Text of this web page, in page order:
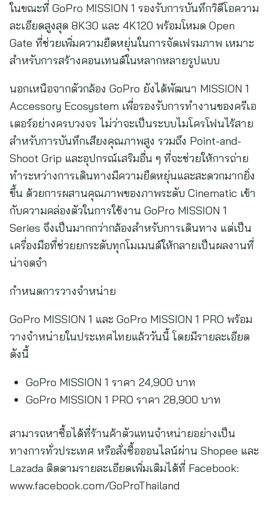
ในขณะที่ GoPro MISSION 1 รองรับการบันทึกวิดีโอความ
ละเอียดสูงสุด 8K30 และ 4K120 พร้อมโหมด Open
Gate ที่ช่วยเพิ่มความยืดหยุ่นในการจัดเฟรมภาพ เหมาะ
สำหรับการสร้างคอนเทนต์ในหลากหลายรูปแบบ
นอกเหนือจากตัวกล้อง GoPro ยังได้พัฒนา MISSION 1
Accessory Ecosystem เพื่อรองรับการทำงานของครีเอ
เตอร์อย่างครบวงจร ไม่ว่าจะเป็นระบบไมโครโฟนไร้สาย
สำหรับการบันทึกเสียงคุณภาพสูง รวมถึง Point-and-
Shoot Grip และอุปกรณ์เสริมอื่น ๆ ที่จะช่วยให้การถ่าย
ทำระหว่างการเดินทางมีความยืดหยุ่นและสะดวกมากยิ่ง
ขึ้น ด้วยการผสานคุณภาพของภาพระดับ Cinematic เข้า
กับความคล่องตัวในการใช้งาน GoPro MISSION 1
Series จึงเป็นมากกว่ากล้องสำหรับการเดินทาง แต่เป็น
เครื่องมือที่ช่วยยกระดับทุกโมเมนต์ให้กลายเป็นผลงานที่
น่าจดจำ
กำหนดการวางจำหน่าย
GoPro MISSION 1 และ GoPro MISSION 1 PRO พร้อม
วางจำหน่ายในประเทศไทยแล้ววันนี้ โดยมีรายละเอียด
ดังนี้
GoPro MISSION 1 ราคา 24,900 บาท
GoPro MISSION 1 PRO ราคา 28,900 บาท
สามารถหาซื้อได้ที่ร้านค้าตัวแทนจำหน่ายอย่างเป็น
ทางการทั่วประเทศ หรือสั่งซื้อออนไลน์ผ่าน Shopee และ
Lazada ติดตามรายละเอียดเพิ่มเติมได้ที่ Facebook:
www.facebook.com/GoProThailand